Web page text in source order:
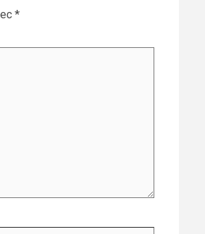
*